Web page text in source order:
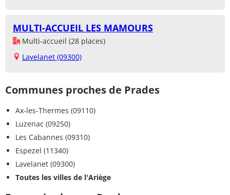
MULTI-ACCUEIL LES MAMOURS
Multi-accueil (28 places)
Lavelanet (09300)
Communes proches de Prades
Ax-les-Thermes (09110)
Luzenac (09250)
Les Cabannes (09310)
Espezel (11340)
Lavelanet (09300)
Toutes les villes de l'Ariège